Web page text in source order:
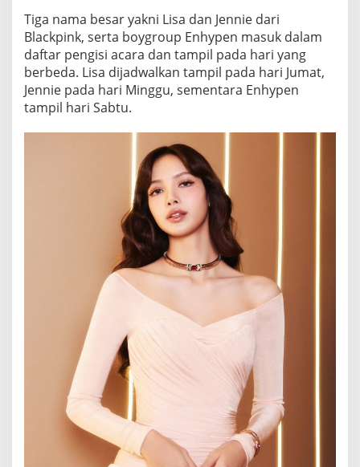
N
P
A
N
G
G
G
N
T
E
R
N
A
I
O
L
S
Tiga nama besar yakni Lisa dan Jennie dari
Blackpink, serta boygroup Enhypen masuk dalam
daftar pengisi acara dan tampil pada hari yang
berbeda. Lisa dijadwalkan tampil pada hari Jumat,
Jennie pada hari Minggu, sementara Enhypen
tampil hari Sabtu.